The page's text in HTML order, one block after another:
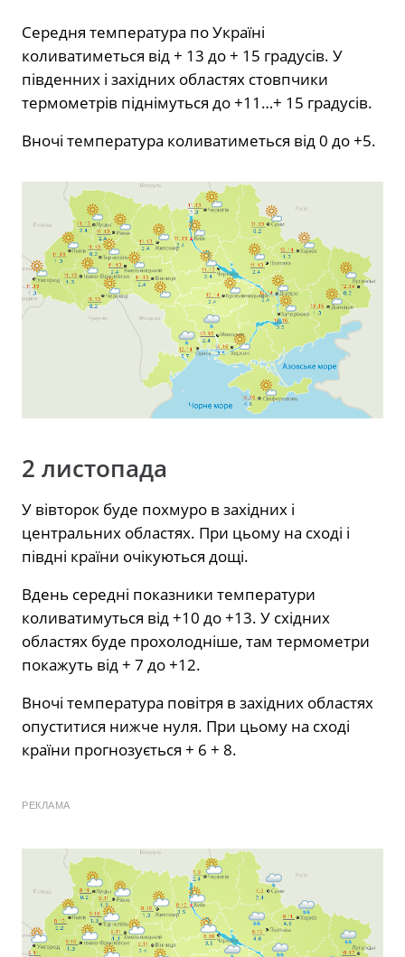
Середня температура по Україні
коливатиметься від + 13 до + 15 градусів. У
південних і західних областях стовпчики
термометрів піднімуться до +11…+ 15 градусів.
Вночі температура коливатиметься від 0 до +5.
2 листопада
У вівторок буде похмуро в західних і
центральних областях. При цьому на сході і
півдні країни очікуються дощі.
Вдень середні показники температури
коливатимуться від +10 до +13. У східних
областях буде прохолодніше, там термометри
покажуть від + 7 до +12.
Вночі температура повітря в західних областях
опуститися нижче нуля. При цьому на сході
країни прогнозується + 6 + 8.
РЕКЛАМА